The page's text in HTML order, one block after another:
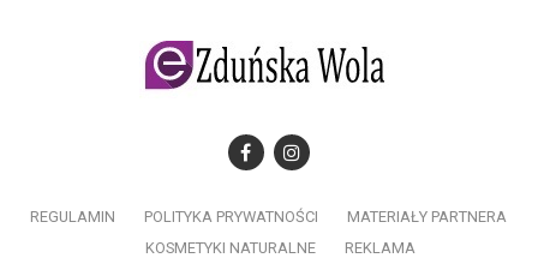
REGULAMIN POLITYKA PRYWATNOŚCI
MATERIAŁY PARTNERA
KOSMETYKI NATURALNE
REKLAMA